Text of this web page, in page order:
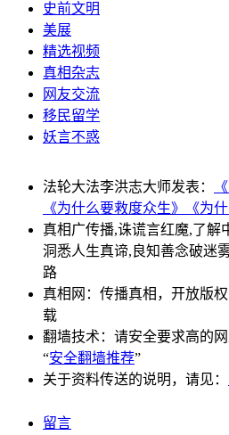
史前文明
美展
精选视频
真相杂志
网友交流
移民留学
妖言不惑
法轮大法李洪志大师发表：
《为什么要救度众生》
《为
真相广传播,诛谎言红魔,了解
洞悉人生真谛,良知善念破迷
路
真相网：传播真相，开放版
载
翻墙技术：请安全要求高的
“安全翻墙推荐”
关于资料传送的说明，请见：
留言